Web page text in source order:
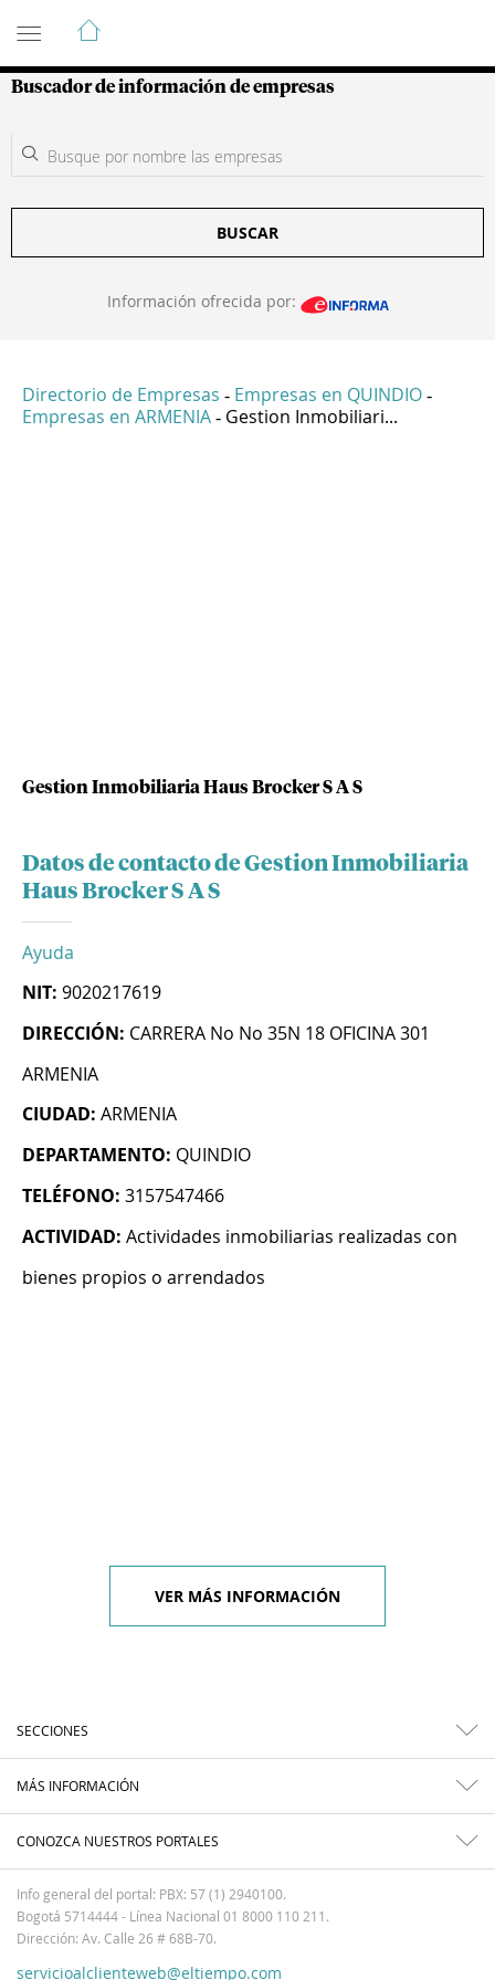
Guía de Empresas Colombianas
Buscador de información de empresas
BUSCAR
Información ofrecida por:
Directorio de Empresas - Empresas en QUINDIO -
Empresas en ARMENIA - Gestion Inmobiliari...
Gestion Inmobiliaria Haus Brocker S A S
Datos de contacto de Gestion Inmobiliaria
Haus Brocker S A S
Ayuda
NIT: 9020217619
DIRECCIÓN: CARRERA No No 35N 18 OFICINA 301
ARMENIA
CIUDAD: ARMENIA
DEPARTAMENTO: QUINDIO
TELÉFONO: 3157547466
ACTIVIDAD: Actividades inmobiliarias realizadas con
bienes propios o arrendados
VER MÁS INFORMACIÓN
SECCIONES
MÁS INFORMACIÓN
CONOZCA NUESTROS PORTALES
Info general del portal: PBX: 57 (1) 2940100.
Bogotá 5714444 - Línea Nacional 01 8000 110 211.
Dirección: Av. Calle 26 # 68B-70.
servicioalclienteweb@eltiempo.com